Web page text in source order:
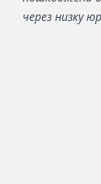
через низку